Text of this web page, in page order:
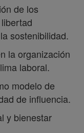
de los
sostenibilidad.
la organización
laboral.
modelo de
de influencia.
y bienestar